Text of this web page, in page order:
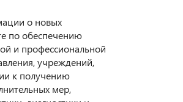
о новых
по обеспечению
и профессиональной
учреждений,
к получению
мер,